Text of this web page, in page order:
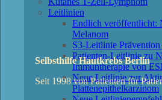
Leitlinien
Endlich veröffentlicht:
Melanom
S3-Leitlinie
Patienten-Leitlinie zu
Immuntherapie von
Neue Leitlinie zur
Plattenepithelkarzinom
Selbsthilfe Hautkrebs Berlin
Seit 1998 von Patienten für